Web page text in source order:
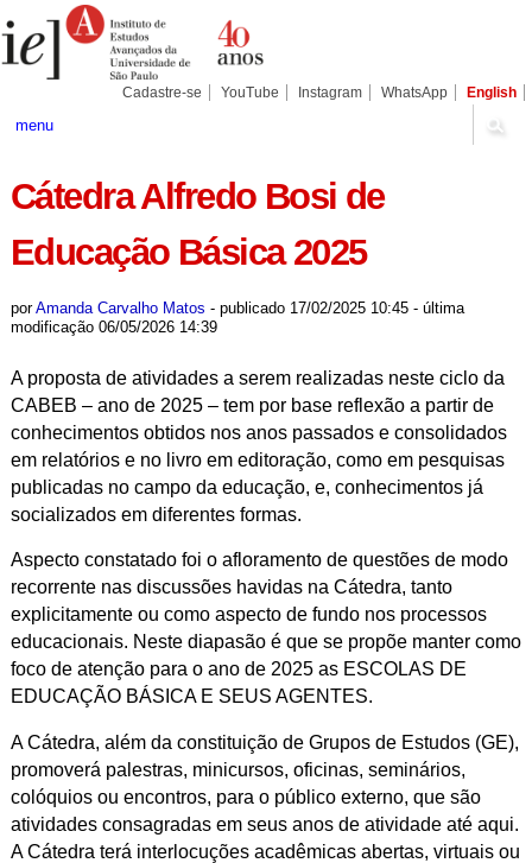
para
conteúdo.
Pessoais
Cadastre-se YouTube Instagram WhatsApp English
menu
Cátedra Alfredo Bosi de
Educação Básica 2025
porAmanda Carvalho Matos - publicado17/02/2025 10:45 - última
modificação06/05/2026 14:39
A proposta de atividades a serem realizadas neste ciclo da
CABEB – ano de 2025 – tem por base reflexão a partir de
conhecimentos obtidos nos anos passados e consolidados
em relatórios e no livro em editoração, como em pesquisas
publicadas no campo da educação, e, conhecimentos já
socializados em diferentes formas.
Aspecto constatado foi o afloramento de questões de modo
recorrente nas discussões havidas na Cátedra, tanto
explicitamente ou como aspecto de fundo nos processos
educacionais. Neste diapasão é que se propõe manter como
foco de atenção para o ano de 2025 as ESCOLAS DE
EDUCAÇÃO BÁSICA E SEUS AGENTES.
A Cátedra, além da constituição de Grupos de Estudos (GE),
promoverá palestras, minicursos, oficinas, seminários,
colóquios ou encontros, para o público externo, que são
atividades consagradas em seus anos de atividade até aqui.
A Cátedra terá interlocuções acadêmicas abertas, virtuais ou